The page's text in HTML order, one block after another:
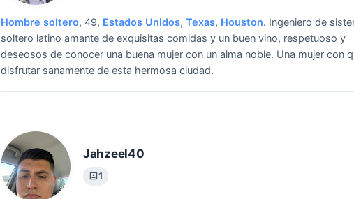
Hombre soltero, 49, Estados Unidos, Texas, Houston. Ingeniero de
soltero latino amante de exquisitas comidas y un buen vino, respetuoso y
deseosos de conocer una buena mujer con un alma noble. Una mujer con
disfrutar sanamente de esta hermosa ciudad.
Jahzeel40
1